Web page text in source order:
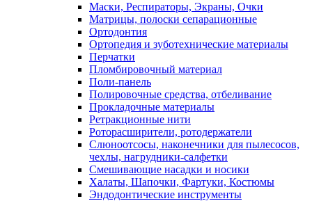
Маски, Респираторы, Экраны, Очки
Матрицы, полоски сепарационные
Ортодонтия
Ортопедия и зуботехнические материалы
Перчатки
Пломбировочный материал
Поли-панель
Полировочные средства, отбеливание
Прокладочные материалы
Ретракционные нити
Роторасширители, ротодержатели
Слюноотсосы, наконечники для пылесосов,
чехлы, нагрудники-салфетки
Смешивающие насадки и носики
Халаты, Шапочки, Фартуки, Костюмы
Эндодонтические инструменты